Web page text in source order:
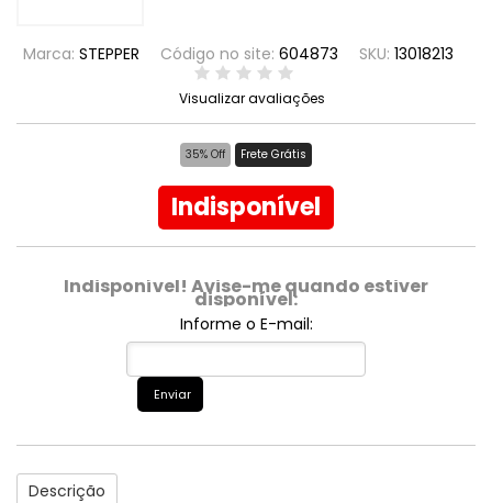
Marca: STEPPER Código no site: 604873 SKU: 13018213
Visualizar avaliações
35% Off Frete Grátis
Indisponível
Indisponível! Avise-me quando estiver
disponível:
Informe o E-mail:
Enviar
Descrição